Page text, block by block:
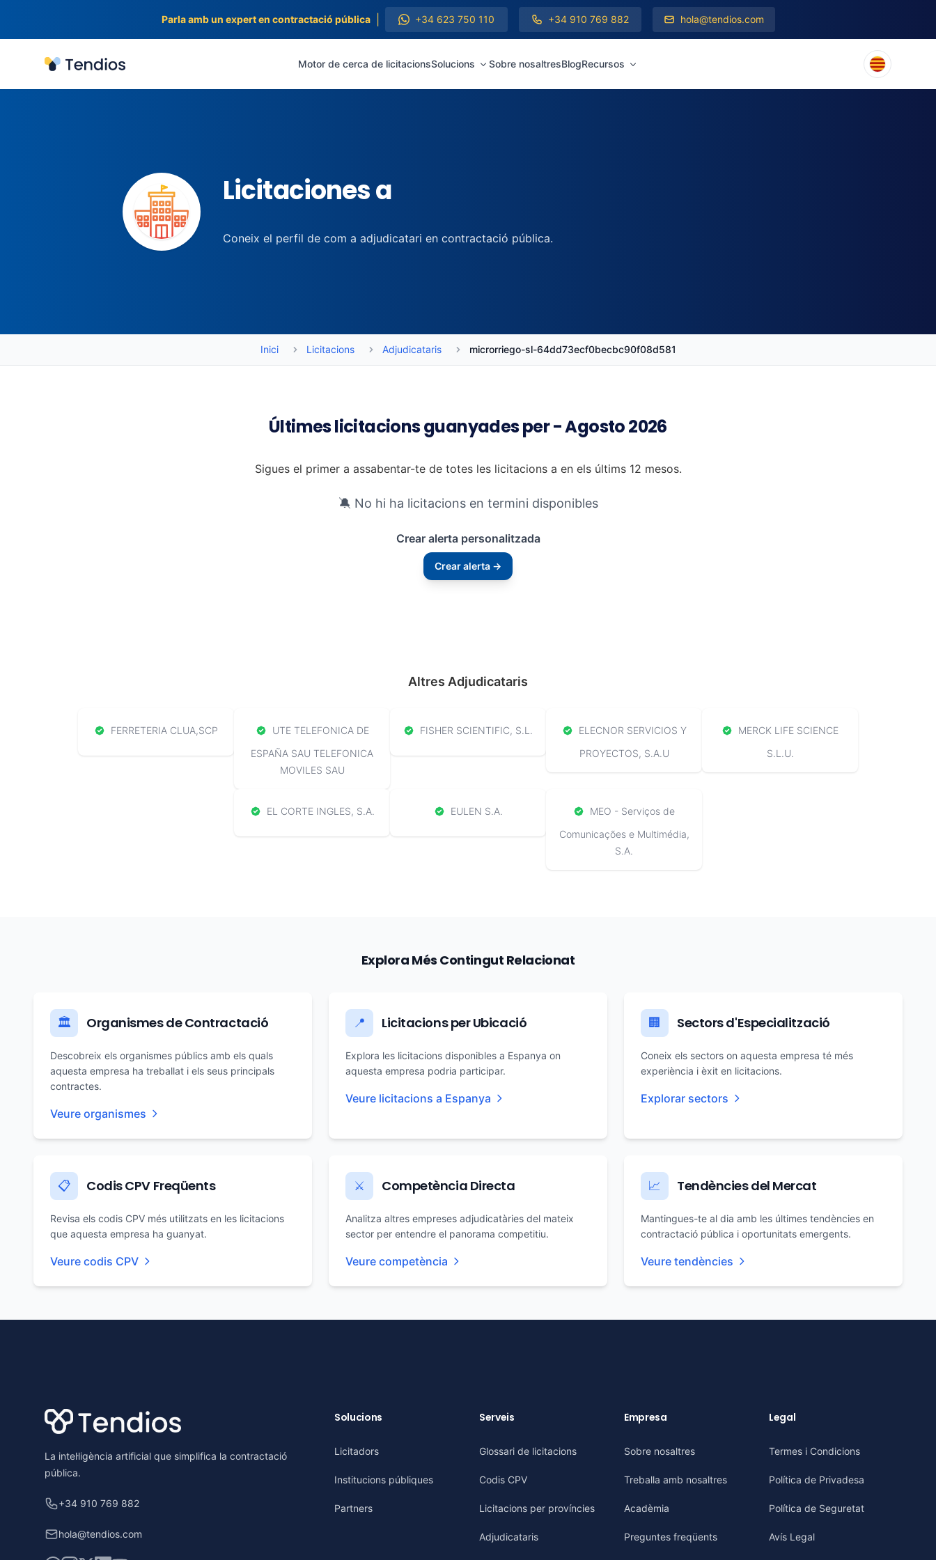
Parla amb un expert en contractació pública +34 623 750 110 +34 910 769 882 hola@tendios.com
Tendios Motor de cerca de licitacionsSolucions Sobre nosaltresBlogRecursos
Licitaciones a
Coneix el perfil de com a adjudicatari en contractació pública.
Inici Licitacions Adjudicataris microrriego-sl-64dd73ecf0becbc90f08d581
Últimes licitacions guanyades per - Agosto 2026
Sigues el primer a assabentar-te de totes les licitacions a en els últims 12 mesos.
🔕 No hi ha licitacions en termini disponibles
Crear alerta personalitzada
Crear alerta →
Altres Adjudicataris
FERRETERIA CLUA,SCP
UTE TELEFONICA DE
ESPAÑA SAU TELEFONICA
MOVILES SAU
FISHER SCIENTIFIC, S.L.
ELECNOR SERVICIOS Y
PROYECTOS, S.A.U
MERCK LIFE SCIENCE
S.L.U.
EL CORTE INGLES, S.A. EULEN S.A.
MEO - Serviços de
Comunicações e Multimédia,
S.A.
Explora Més Contingut Relacionat
🏛️ Organismes de Contractació
Descobreix els organismes públics amb els quals
aquesta empresa ha treballat i els seus principals
contractes.
Veure organismes
📍 Licitacions per Ubicació
Explora les licitacions disponibles a Espanya on
aquesta empresa podria participar.
Veure licitacions a Espanya
🏢 Sectors d'Especialització
Coneix els sectors on aquesta empresa té més
experiència i èxit en licitacions.
Explorar sectors
📋 Codis CPV Freqüents
Revisa els codis CPV més utilitzats en les licitacions
que aquesta empresa ha guanyat.
Veure codis CPV
⚔️ Competència Directa
Analitza altres empreses adjudicatàries del mateix
sector per entendre el panorama competitiu.
Veure competència
📈 Tendències del Mercat
Mantingues-te al dia amb les últimes tendències en
contractació pública i oportunitats emergents.
Veure tendències
La intel·ligència artificial que simplifica la contractació
pública.
+34 910 769 882
hola@tendios.com
Solucions
Licitadors
Institucions públiques
Partners
Serveis
Glossari de licitacions
Codis CPV
Licitacions per províncies
Adjudicataris
Empresa
Sobre nosaltres
Treballa amb nosaltres
Acadèmia
Preguntes freqüents
Legal
Termes i Condicions
Política de Privadesa
Política de Seguretat
Avís Legal